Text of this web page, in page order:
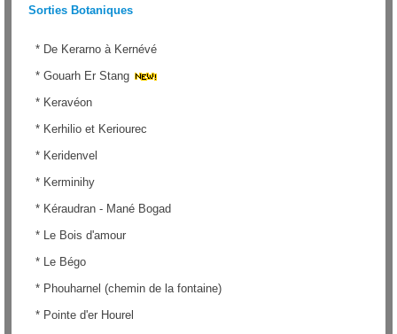
Sorties Botaniques
* De Kerarno à Kernévé
* Gouarh Er Stang
* Keravéon
* Kerhilio et Keriourec
* Keridenvel
* Kerminihy
* Kéraudran - Mané Bogad
* Le Bois d'amour
* Le Bégo
* Phouharnel (chemin de la fontaine)
* Pointe d'er Hourel